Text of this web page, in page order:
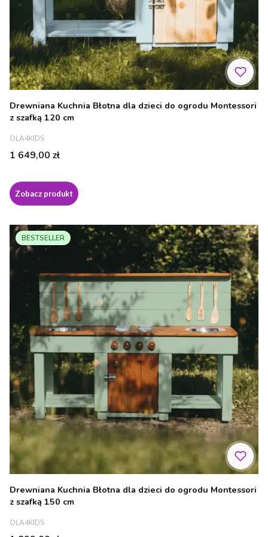
Drewniana Kuchnia Błotna dla dzieci do ogrodu Montessori
z szafką 120 cm
PRODUCENT
OLA4KIDS
Cena
1 649,00 zł
Zobacz produkt
BESTSELLER
Drewniana Kuchnia Błotna dla dzieci do ogrodu Montessori
z szafką 150 cm
PRODUCENT
OLA4KIDS